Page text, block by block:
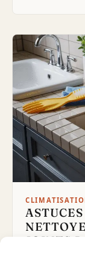
JOINTS
Joints de